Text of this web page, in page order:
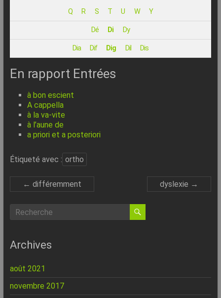
Internet
Q R S T U W Y
Dé Di Dy
Dia Dif Dig Dil Dis
En rapport Entrées
à bon escient
A cappella
à la va-vite
à l’aune de
a priori et a posteriori
Étiqueté avec : ortho
← différemment dyslexie →
Archives
août 2021
novembre 2017